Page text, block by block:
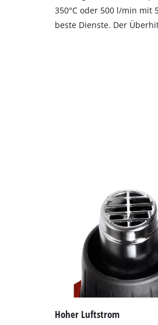
350°C oder 500 l/min mit
beste Dienste. Der
Hoher Luftstrom